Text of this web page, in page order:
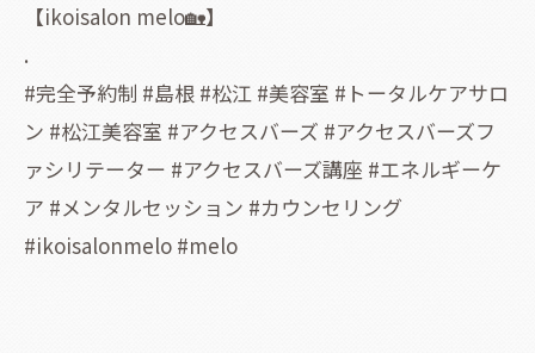
【ikoisalon melo🏡】
.
#完全予約制 #島根 #松江 #美容室 #トータルケアサロ
ン #松江美容室 #アクセスバーズ #アクセスバーズフ
ァシリテーター #アクセスバーズ講座 #エネルギーケ
ア #メンタルセッション #カウンセリング
#ikoisalonmelo #melo